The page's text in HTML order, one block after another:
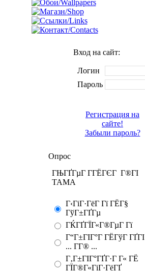
Вход на сайт:
Логин
Пароль
Регистрация на
сайте!
Забыли пароль?
Опрос
ГЊГҐГµГ Г­ГЁГЄГ Г®ГІ
TAMA
Г‹ГіГ·ГёГ Гї ГЁГ§
ГўГ±ГҐГµ
ГЌГҐГЇГ«Г®ГµГ Гї
Г“Г±ГІГ°Г ГЁГўГ ГҐГІ
... Г­Г® ...
Г‚Г±ГІГ°ГҐГ·Г Г« ГЁ
ГЇГ®Г«ГіГ·ГёГҐ